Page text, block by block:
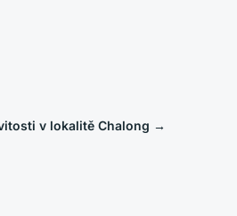
v lokalitě Chalong →